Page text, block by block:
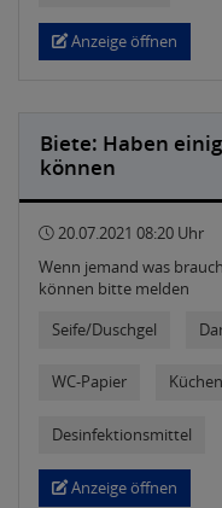
Anzeige öffnen
Biete: Haben
können
20.07.2021 08:20 Uhr
Wenn jemand was
können bitte melden
Seife/Duschgel
WC-Papier
Desinfektionsmittel
Anzeige öffnen